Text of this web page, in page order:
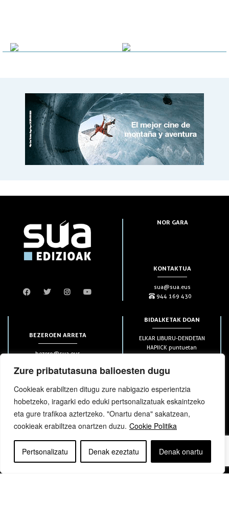
Zure pribatutasuna balioesten dugu
Cookieak erabiltzen ditugu zure nabigazio esperientzia
hobetzeko, iragarki edo eduki pertsonalizatuak eskaintzeko
eta gure trafikoa aztertzeko. "Onartu dena" sakatzean,
cookieak erabiltzea onartzen duzu. Cookie Politika
Pertsonalizatu Denak ezeztatu Denak onartu
NOR GARA
KONTAKTUA
sua@sua.eus
944 169 430
BEZEROEN ARRETA
bezero@sua.eus
HARPIDETZAK
BIDALKETAK DOAN
ELKAR LIBURU-DENDETAN
HAPIICK puntuetan
(soilik penintsulan)